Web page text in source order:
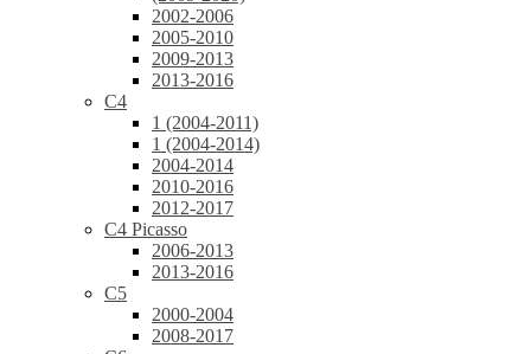
2002-2006
2005-2010
2009-2013
2013-2016
C4
1 (2004-2011)
1 (2004-2014)
2004-2014
2010-2016
2012-2017
C4 Picasso
2006-2013
2013-2016
C5
2000-2004
2008-2017